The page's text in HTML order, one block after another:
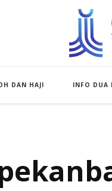
DAN HAJI INFO DUA